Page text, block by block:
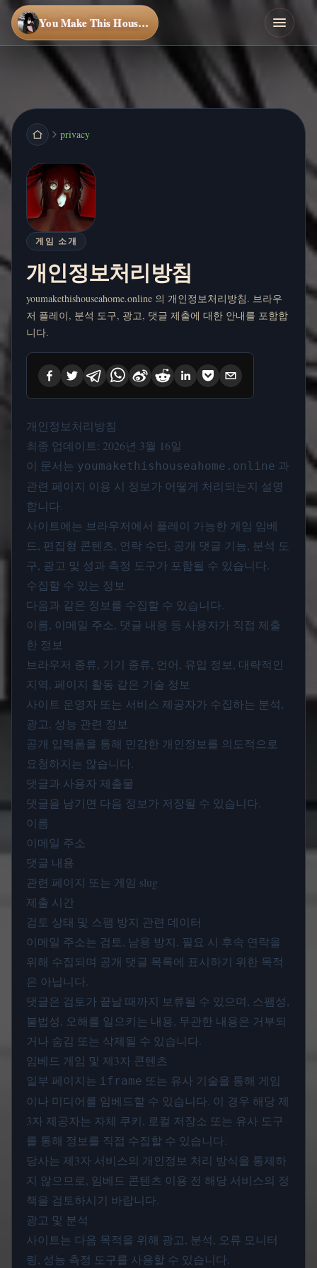
You Make This House a Home
privacy
게임 소개
개인정보처리방침
youmakethishouseahome.online 의 개인정보처리방침. 브라우
저 플레이, 분석 도구, 광고, 댓글 제출에 대한 안내를 포함합
니다.
개인정보처리방침
최종 업데이트: 2026년 3월 16일
이 문서는 youmakethishouseahome.online 과
관련 페이지 이용 시 정보가 어떻게 처리되는지 설명
합니다.
사이트에는 브라우저에서 플레이 가능한 게임 임베
드, 편집형 콘텐츠, 연락 수단, 공개 댓글 기능, 분석 도
구, 광고 및 성과 측정 도구가 포함될 수 있습니다.
수집할 수 있는 정보
다음과 같은 정보를 수집할 수 있습니다.
이름, 이메일 주소, 댓글 내용 등 사용자가 직접 제출
한 정보
브라우저 종류, 기기 종류, 언어, 유입 정보, 대략적인
지역, 페이지 활동 같은 기술 정보
사이트 운영자 또는 서비스 제공자가 수집하는 분석,
광고, 성능 관련 정보
공개 입력폼을 통해 민감한 개인정보를 의도적으로
요청하지는 않습니다.
댓글과 사용자 제출물
댓글을 남기면 다음 정보가 저장될 수 있습니다.
이름
이메일 주소
댓글 내용
관련 페이지 또는 게임 slug
제출 시간
검토 상태 및 스팸 방지 관련 데이터
이메일 주소는 검토, 남용 방지, 필요 시 후속 연락을
위해 수집되며 공개 댓글 목록에 표시하기 위한 목적
은 아닙니다.
댓글은 검토가 끝날 때까지 보류될 수 있으며, 스팸성,
불법성, 오해를 일으키는 내용, 무관한 내용은 거부되
거나 숨김 또는 삭제될 수 있습니다.
임베드 게임 및 제3자 콘텐츠
일부 페이지는 iframe 또는 유사 기술을 통해 게임
이나 미디어를 임베드할 수 있습니다. 이 경우 해당 제
3자 제공자는 자체 쿠키, 로컬 저장소 또는 유사 도구
를 통해 정보를 직접 수집할 수 있습니다.
당사는 제3자 서비스의 개인정보 처리 방식을 통제하
지 않으므로, 임베드 콘텐츠 이용 전 해당 서비스의 정
책을 검토하시기 바랍니다.
광고 및 분석
사이트는 다음 목적을 위해 광고, 분석, 오류 모니터
링, 성능 측정 도구를 사용할 수 있습니다.